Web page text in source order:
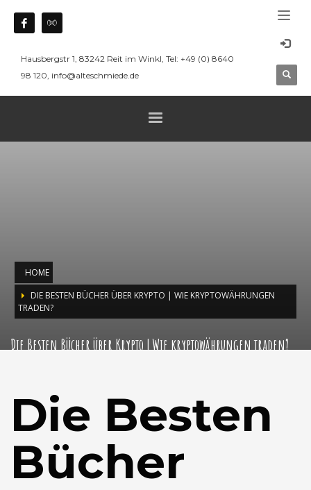
Hausbergstr 1, 83242 Reit im Winkl, Tel: +49 (0) 8640
98 120, info@alteschmiede.de
HOME
DIE BESTEN BÜCHER ÜBER KRYPTO | WIE KRYPTOWÄHRUNGEN
TRADEN?
Die Besten Bücher über Krypto | Wie kryptowährungen traden?
Die Besten
Bücher